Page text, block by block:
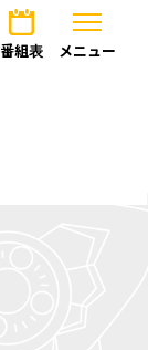
番組表 メニュー